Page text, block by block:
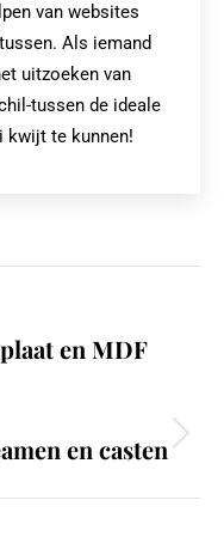
van websites
Als iemand
uitzoeken van
tussen de ideale
kwijt te kunnen!
en MDF
en casten